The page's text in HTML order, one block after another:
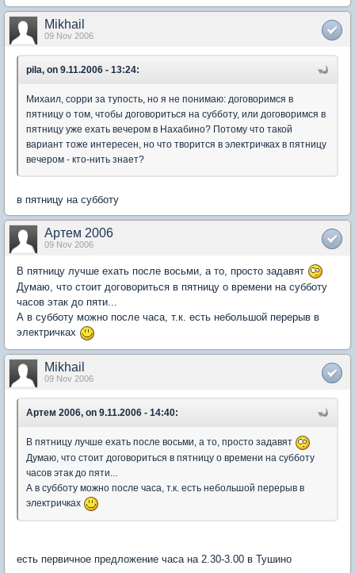
Mikhail
09 Nov 2006
pila, on 9.11.2006 - 13:24:
Михаил, сорри за тупость, но я не понимаю: договоримся в
пятницу о том, чтобы договориться на субботу, или договоримся в
пятницу уже ехать вечером в Нахабино? Потому что такой
вариант тоже интересен, но что творится в электричках в пятницу
вечером - кто-нить знает?
в пятницу на субботу
Артем 2006
09 Nov 2006
В пятницу лучше ехать после восьми, а то, просто задавят
Думаю, что стоит договориться в пятницу о времени на субботу
часов этак до пяти...
А в субботу можно после часа, т.к. есть небольшой перерыв в
электричках
Mikhail
09 Nov 2006
Артем 2006, on 9.11.2006 - 14:40:
В пятницу лучше ехать после восьми, а то, просто задавят
Думаю, что стоит договориться в пятницу о времени на субботу
часов этак до пяти...
А в субботу можно после часа, т.к. есть небольшой перерыв в
электричках
есть первичное предложение часа на 2.30-3.00 в Тушино